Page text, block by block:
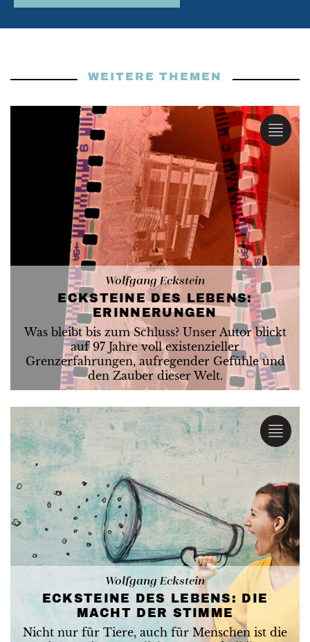
WEITERE THEMEN
Wolfgang Eckstein
ECKSTEINE DES LEBENS:
ERINNERUNGEN
Was bleibt bis zum Schluss? Unser Autor blickt
auf 97 Jahre voll existenzieller
Grenzerfahrungen, aufregender Gefühle und
den Zauber dieser Welt.
Wolfgang Eckstein
ECKSTEINE DES LEBENS: DIE
MACHT DER STIMME
Nicht nur für Tiere, auch für Menschen ist die